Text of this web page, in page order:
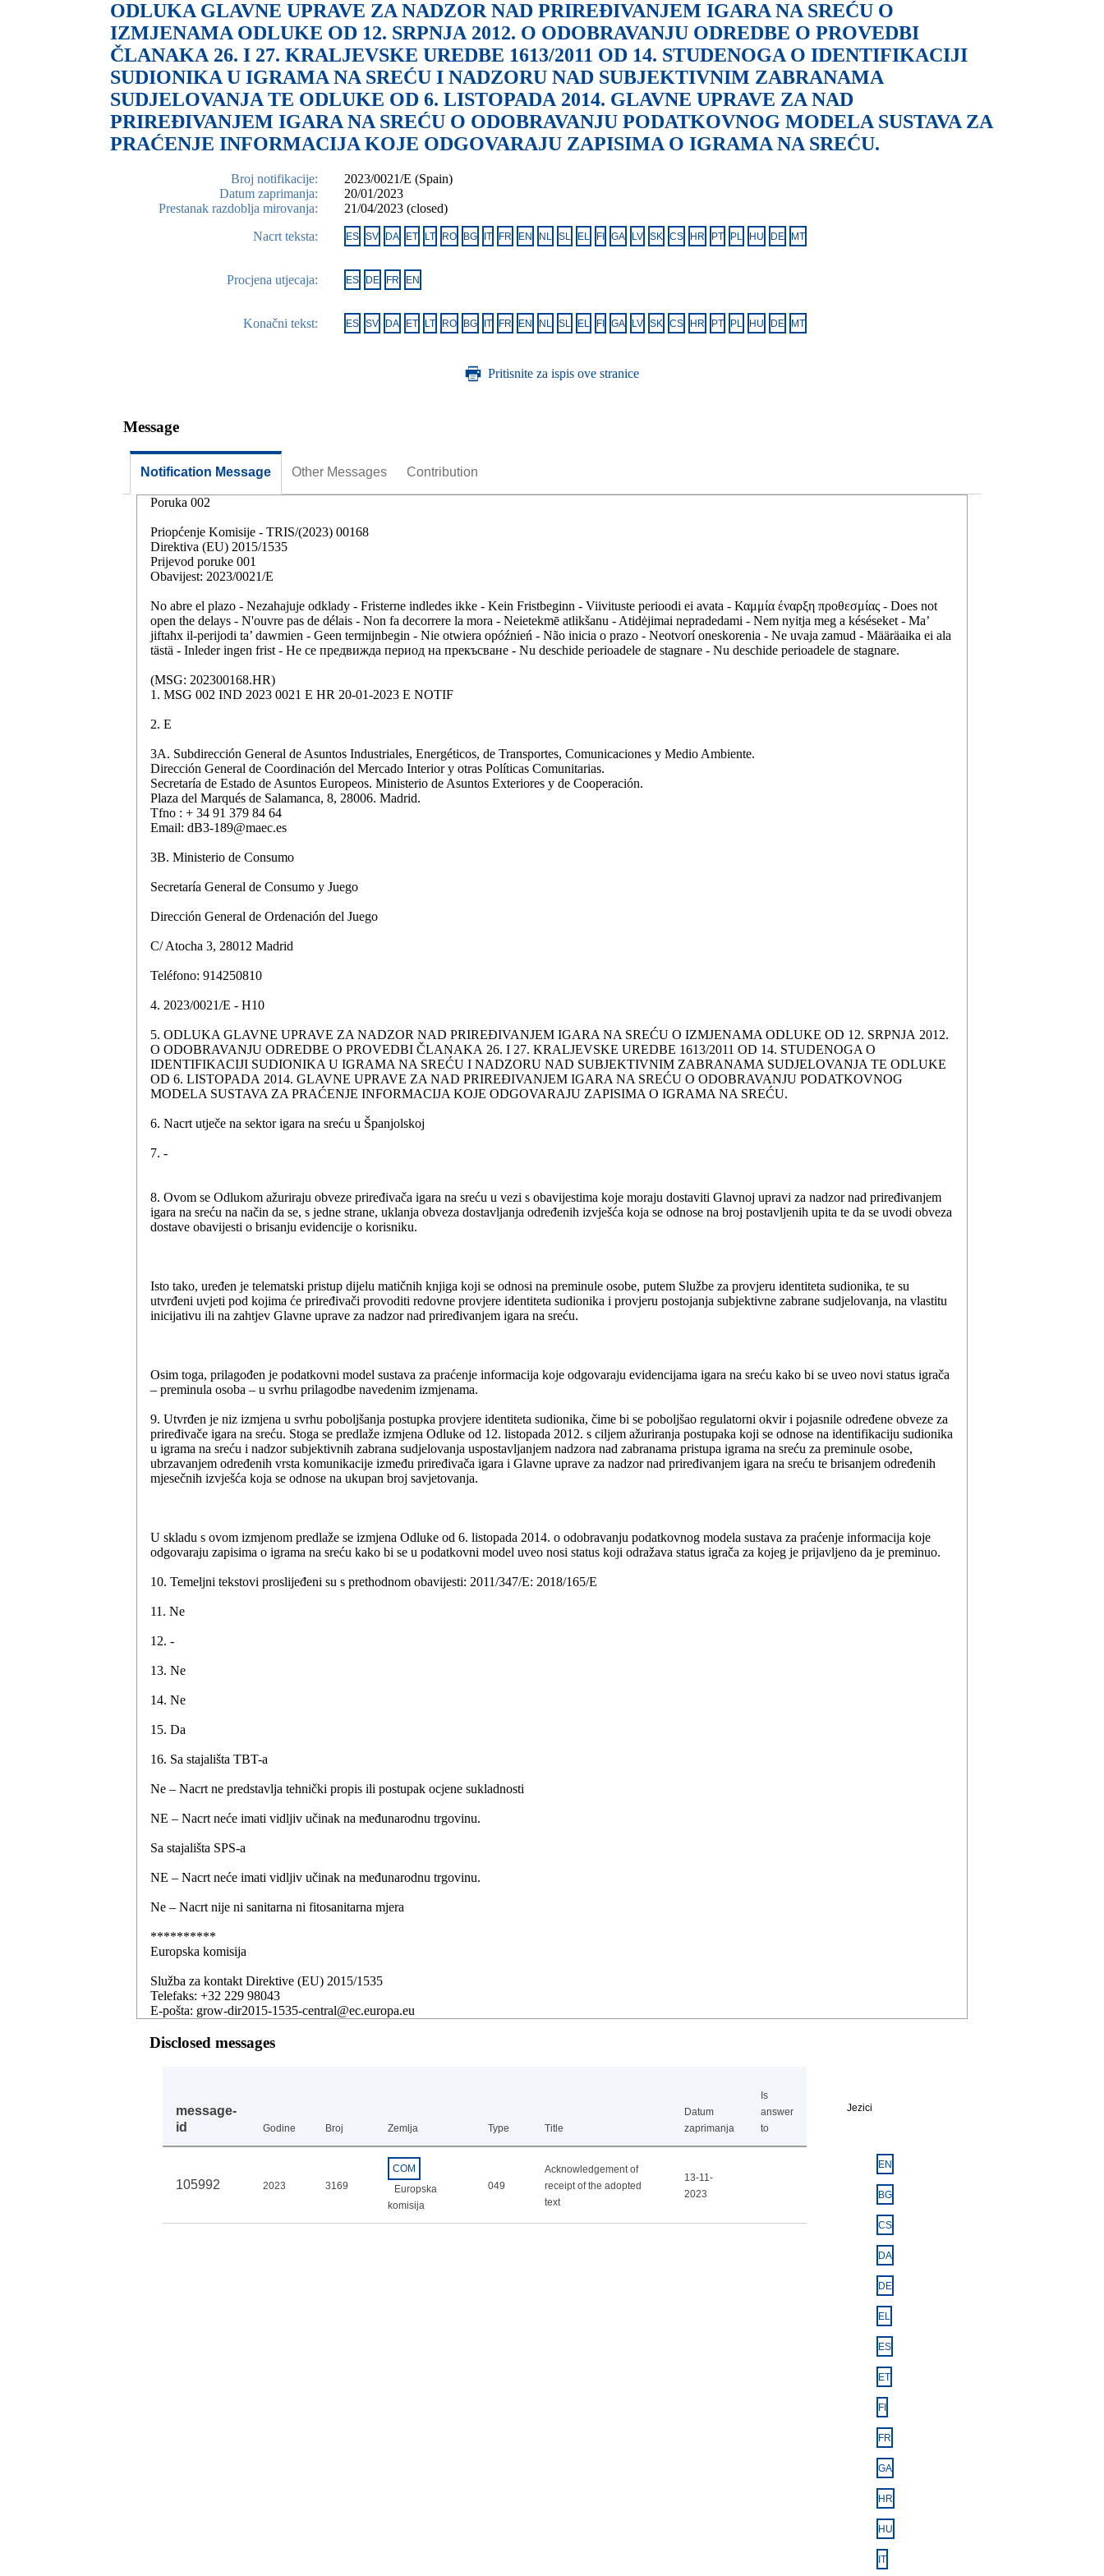
ODLUKA GLAVNE UPRAVE ZA NADZOR NAD PRIREĐIVANJEM IGARA NA SREĆU O
IZMJENAMA ODLUKE OD 12. SRPNJA 2012. O ODOBRAVANJU ODREDBE O PROVEDBI
ČLANAKA 26. I 27. KRALJEVSKE UREDBE 1613/2011 OD 14. STUDENOGA O IDENTIFIKACIJI
SUDIONIKA U IGRAMA NA SREĆU I NADZORU NAD SUBJEKTIVNIM ZABRANAMA
SUDJELOVANJA TE ODLUKE OD 6. LISTOPADA 2014. GLAVNE UPRAVE ZA NAD
PRIREĐIVANJEM IGARA NA SREĆU O ODOBRAVANJU PODATKOVNOG MODELA SUSTAVA ZA
PRAĆENJE INFORMACIJA KOJE ODGOVARAJU ZAPISIMA O IGRAMA NA SREĆU.
Broj notifikacije:
2023/0021/E (Spain)
Datum zaprimanja:
20/01/2023
Prestanak razdoblja mirovanja:
21/04/2023 (closed)
Nacrt teksta:
ES SV DA ET LT RO BG IT FR EN NL SL EL FI GA LV SK CS HR PT PL HU DE MT
Procjena utjecaja: ES DE FR EN
Konačni tekst: ES SV DA ET LT RO BG IT FR EN NL SL EL FI GA LV SK CS HR PT PL HU DE MT
Pritisnite za ispis ove stranice
Message
Notification Message Other Messages Contribution
Poruka 002
Priopćenje Komisije - TRIS/(2023) 00168
Direktiva (EU) 2015/1535
Prijevod poruke 001
Obavijest: 2023/0021/E
No abre el plazo - Nezahajuje odklady - Fristerne indledes ikke - Kein Fristbeginn - Viivituste perioodi ei avata - Καμμία έναρξη προθεσμίας - Does not
open the delays - N'ouvre pas de délais - Non fa decorrere la mora - Neietekmē atlikšanu - Atidėjimai nepradedami - Nem nyitja meg a késéseket - Ma’
jiftaħx il-perijodi ta’ dawmien - Geen termijnbegin - Nie otwiera opóźnień - Não inicia o prazo - Neotvorí oneskorenia - Ne uvaja zamud - Määräaika ei ala
tästä - Inleder ingen frist - Не се предвижда период на прекъсване - Nu deschide perioadele de stagnare - Nu deschide perioadele de stagnare.
(MSG: 202300168.HR)
1. MSG 002 IND 2023 0021 E HR 20-01-2023 E NOTIF
2. E
3A. Subdirección General de Asuntos Industriales, Energéticos, de Transportes, Comunicaciones y Medio Ambiente.
Dirección General de Coordinación del Mercado Interior y otras Políticas Comunitarias.
Secretaría de Estado de Asuntos Europeos. Ministerio de Asuntos Exteriores y de Cooperación.
Plaza del Marqués de Salamanca, 8, 28006. Madrid.
Tfno : + 34 91 379 84 64
Email: dB3-189@maec.es
3B. Ministerio de Consumo
Secretaría General de Consumo y Juego
Dirección General de Ordenación del Juego
C/ Atocha 3, 28012 Madrid
Teléfono: 914250810
4. 2023/0021/E - H10
5. ODLUKA GLAVNE UPRAVE ZA NADZOR NAD PRIREĐIVANJEM IGARA NA SREĆU O IZMJENAMA ODLUKE OD 12. SRPNJA 2012.
O ODOBRAVANJU ODREDBE O PROVEDBI ČLANAKA 26. I 27. KRALJEVSKE UREDBE 1613/2011 OD 14. STUDENOGA O
IDENTIFIKACIJI SUDIONIKA U IGRAMA NA SREĆU I NADZORU NAD SUBJEKTIVNIM ZABRANAMA SUDJELOVANJA TE ODLUKE
OD 6. LISTOPADA 2014. GLAVNE UPRAVE ZA NAD PRIREĐIVANJEM IGARA NA SREĆU O ODOBRAVANJU PODATKOVNOG
MODELA SUSTAVA ZA PRAĆENJE INFORMACIJA KOJE ODGOVARAJU ZAPISIMA O IGRAMA NA SREĆU.
6. Nacrt utječe na sektor igara na sreću u Španjolskoj
7. -
8. Ovom se Odlukom ažuriraju obveze priređivača igara na sreću u vezi s obavijestima koje moraju dostaviti Glavnoj upravi za nadzor nad priređivanjem
igara na sreću na način da se, s jedne strane, uklanja obveza dostavljanja određenih izvješća koja se odnose na broj postavljenih upita te da se uvodi obveza
dostave obavijesti o brisanju evidencije o korisniku.
Isto tako, uređen je telematski pristup dijelu matičnih knjiga koji se odnosi na preminule osobe, putem Službe za provjeru identiteta sudionika, te su
utvrđeni uvjeti pod kojima će priređivači provoditi redovne provjere identiteta sudionika i provjeru postojanja subjektivne zabrane sudjelovanja, na vlastitu
inicijativu ili na zahtjev Glavne uprave za nadzor nad priređivanjem igara na sreću.
Osim toga, prilagođen je podatkovni model sustava za praćenje informacija koje odgovaraju evidencijama igara na sreću kako bi se uveo novi status igrača
– preminula osoba – u svrhu prilagodbe navedenim izmjenama.
9. Utvrđen je niz izmjena u svrhu poboljšanja postupka provjere identiteta sudionika, čime bi se poboljšao regulatorni okvir i pojasnile određene obveze za
priređivače igara na sreću. Stoga se predlaže izmjena Odluke od 12. listopada 2012. s ciljem ažuriranja postupaka koji se odnose na identifikaciju sudionika
u igrama na sreću i nadzor subjektivnih zabrana sudjelovanja uspostavljanjem nadzora nad zabranama pristupa igrama na sreću za preminule osobe,
ubrzavanjem određenih vrsta komunikacije između priređivača igara i Glavne uprave za nadzor nad priređivanjem igara na sreću te brisanjem određenih
mjesečnih izvješća koja se odnose na ukupan broj savjetovanja.
U skladu s ovom izmjenom predlaže se izmjena Odluke od 6. listopada 2014. o odobravanju podatkovnog modela sustava za praćenje informacija koje
odgovaraju zapisima o igrama na sreću kako bi se u podatkovni model uveo nosi status koji odražava status igrača za kojeg je prijavljeno da je preminuo.
10. Temeljni tekstovi proslijeđeni su s prethodnom obavijesti: 2011/347/E: 2018/165/E
11. Ne
12. -
13. Ne
14. Ne
15. Da
16. Sa stajališta TBT-a
Ne – Nacrt ne predstavlja tehnički propis ili postupak ocjene sukladnosti
NE – Nacrt neće imati vidljiv učinak na međunarodnu trgovinu.
Sa stajališta SPS-a
NE – Nacrt neće imati vidljiv učinak na međunarodnu trgovinu.
Ne – Nacrt nije ni sanitarna ni fitosanitarna mjera
**********
Europska komisija
Služba za kontakt Direktive (EU) 2015/1535
Telefaks: +32 229 98043
E-pošta: grow-dir2015-1535-central@ec.europa.eu
Disclosed messages
message-
id
Godine Broj Zemlja Type Title
Datum
zaprimanja
Is
answer
to
105992 2023 3169
COM
Europska
komisija
049
Acknowledgement of
receipt of the adopted
text
13-11-
2023
Jezici
EN
BG
CS
DA
DE
EL
ES
ET
FI
FR
GA
HR
HU
IT